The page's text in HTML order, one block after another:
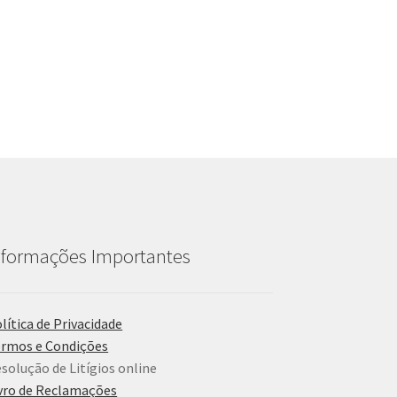
Importantes
de Privacidade
e Condições
de Litígios online
de Reclamações